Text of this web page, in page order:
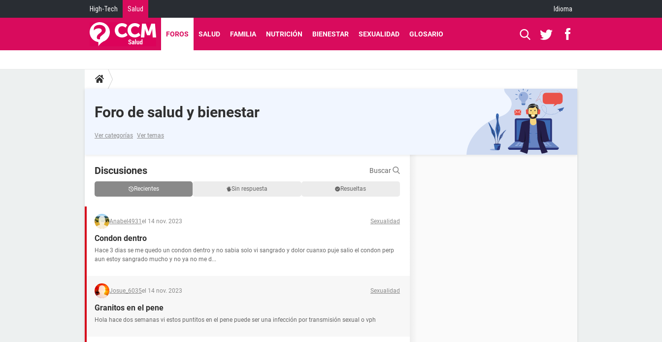
High-Tech Salud Idioma
FOROS SALUD FAMILIA NUTRICIÓN BIENESTAR SEXUALIDAD GLOSARIO
Foro de salud y bienestar
Ver categorías Ver temas
Discusiones Buscar
Recientes Sin respuesta Resueltas
Anabel4931 el 14 nov. 2023 Sexualidad
Condon dentro
Hace 3 dias se me quedo un condon dentro y no sabia solo vi sangrado y dolor cuanxo puje salio el condon perp
aun estoy sangrado mucho y no ya no me d...
Josue_6035el 14 nov. 2023 Sexualidad
Granitos en el pene
Hola hace dos semanas vi estos puntitos en el pene puede ser una infección por transmisión sexual o vph